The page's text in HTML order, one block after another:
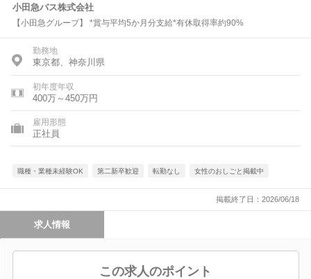
小田急バス株式会社
【小田急グループ】 *賞与平均5か月分支給*有休取得率約90%
勤務地
東京都、神奈川県
初年度年収
400万～450万円
雇用形態
正社員
職種・業種未経験OK 第二新卒歓迎 転勤なし 女性のおしごと掲載中
掲載終了日：2026/06/18
求人情報
この求人のポイント